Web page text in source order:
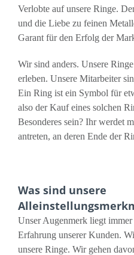
Verlobte auf unsere Ringe.
und die Liebe zu feinen
Garant für den Erfolg der
Wir sind anders. Unsere
erleben. Unsere Mitarbeiter
Ein Ring ist ein Symbol für
also der Kauf eines solchen
Besonderes sein? Ihr werdet
antreten, an deren Ende der
Was sind unsere
Unser Augenmerk liegt
Erfahrung unserer Kunden.
unsere Ringe. Wir gehen